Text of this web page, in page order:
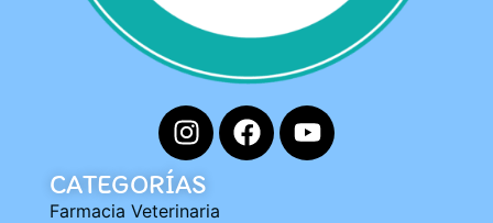
CATEGORÍAS
Farmacia Veterinaria